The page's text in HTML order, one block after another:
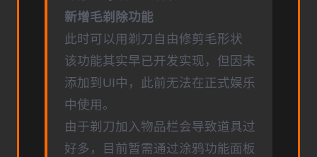
新增毛剃除功能
此时可以用剃刀自由修剪毛形状
该功能其实早已开发实现，但因未
添加到UI中，此前无法在正式娱乐
中使用。
由于剃刀加入物品栏会导致道具过
好多，目前暂需通过涂鸦功能面板